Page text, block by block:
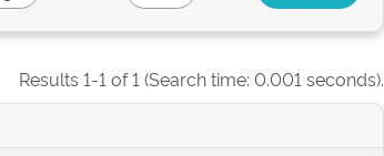
Results 1-1 of 1 (Search time: 0.001 seconds).